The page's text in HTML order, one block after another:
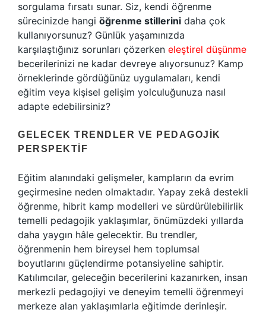
sorgulama fırsatı sunar. Siz, kendi öğrenme
sürecinizde hangi öğrenme stillerini daha çok
kullanıyorsunuz? Günlük yaşamınızda
karşılaştığınız sorunları çözerken eleştirel düşünme
becerilerinizi ne kadar devreye alıyorsunuz? Kamp
örneklerinde gördüğünüz uygulamaları, kendi
eğitim veya kişisel gelişim yolculuğunuza nasıl
adapte edebilirsiniz?
GELECEK TRENDLER VE PEDAGOJIK
PERSPEKTIF
Eğitim alanındaki gelişmeler, kampların da evrim
geçirmesine neden olmaktadır. Yapay zekâ destekli
öğrenme, hibrit kamp modelleri ve sürdürülebilirlik
temelli pedagojik yaklaşımlar, önümüzdeki yıllarda
daha yaygın hâle gelecektir. Bu trendler,
öğrenmenin hem bireysel hem toplumsal
boyutlarını güçlendirme potansiyeline sahiptir.
Katılımcılar, geleceğin becerilerini kazanırken, insan
merkezli pedagojiyi ve deneyim temelli öğrenmeyi
merkeze alan yaklaşımlarla eğitimde derinleşir.